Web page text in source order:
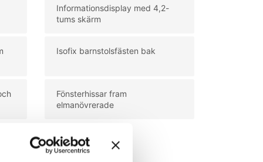
Informationsdisplay med 4,2-
tums skärm
Isofix barnstolsfästen bak
Fönsterhissar fram
elmanövrerade